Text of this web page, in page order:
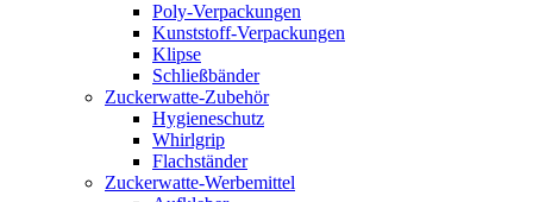
Poly-Verpackungen
Kunststoff-Verpackungen
Klipse
Schließbänder
Zuckerwatte-Zubehör
Hygieneschutz
Whirlgrip
Flachständer
Zuckerwatte-Werbemittel